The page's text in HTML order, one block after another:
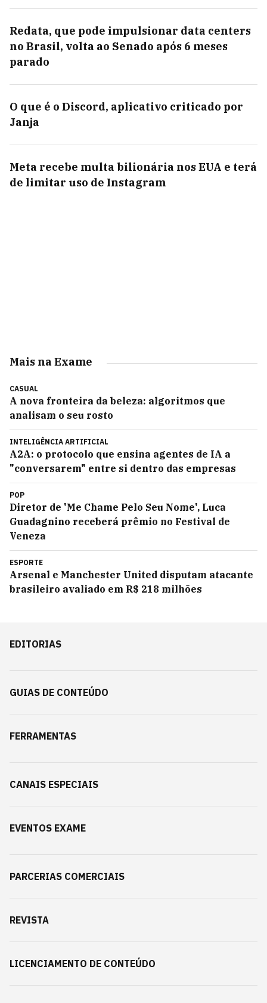
Redata, que pode impulsionar data centers
no Brasil, volta ao Senado após 6 meses
parado
O que é o Discord, aplicativo criticado por
Janja
Meta recebe multa bilionária nos EUA e terá
de limitar uso de Instagram
Mais na Exame
CASUAL
A nova fronteira da beleza: algoritmos que
analisam o seu rosto
INTELIGÊNCIA ARTIFICIAL
A2A: o protocolo que ensina agentes de IA a
"conversarem" entre si dentro das empresas
POP
Diretor de 'Me Chame Pelo Seu Nome', Luca
Guadagnino receberá prêmio no Festival de
Veneza
ESPORTE
Arsenal e Manchester United disputam atacante
brasileiro avaliado em R$ 218 milhões
EDITORIAS
GUIAS DE CONTEÚDO
FERRAMENTAS
CANAIS ESPECIAIS
EVENTOS EXAME
PARCERIAS COMERCIAIS
REVISTA
LICENCIAMENTO DE CONTEÚDO